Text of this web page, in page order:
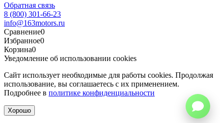
Обратная связь
8 (800) 301-66-23
info@163motors.ru
Сравнение0
Избранное0
Корзина0
Уведомление об использовании cookies
Сайт использует необходимые для работы cookies. Продолжая
использование, вы соглашаетесь с их применением.
Подробнее в политике конфиденциальности
Хорошо